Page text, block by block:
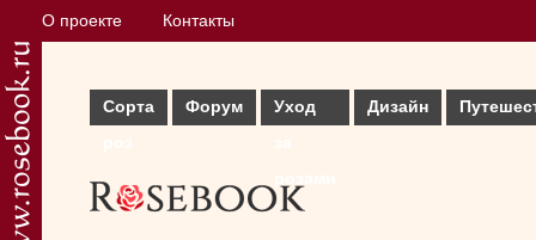
О проекте Контакты
Сорта
Форум
Уход
Дизайн